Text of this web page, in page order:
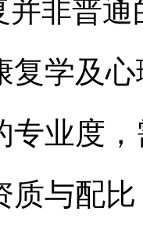
并非普
复学及
专业度
质与配